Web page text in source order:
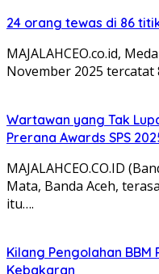
24 orang tewas di 86
MAJALAHCEO.co.id,
November 2025 tercatat
Wartawan yang Tak
Prerana Awards SPS
MAJALAHCEO.CO.ID
Mata, Banda Aceh,
itu….
Kilang Pengolahan
Kebakaran